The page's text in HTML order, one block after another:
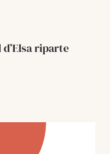
riparte